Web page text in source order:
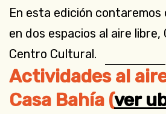
En esta edición
en dos espacios al aire libre,
Centro Cultural.
Actividades al
Casa Bahía (ver